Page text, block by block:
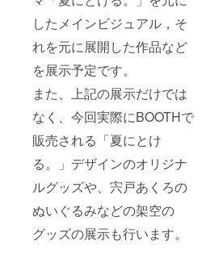
したメインビジュアル，そ
れを元に展開した作品など
を展示予定です。
また、上記の展示だけでは
なく、今回実際にBOOTHで
販売される「夏にとけ
る。」デザインのオリジナ
ルグッズや、宍戸あくろの
ぬいぐるみなどの架空の
グッズの展示も行います。